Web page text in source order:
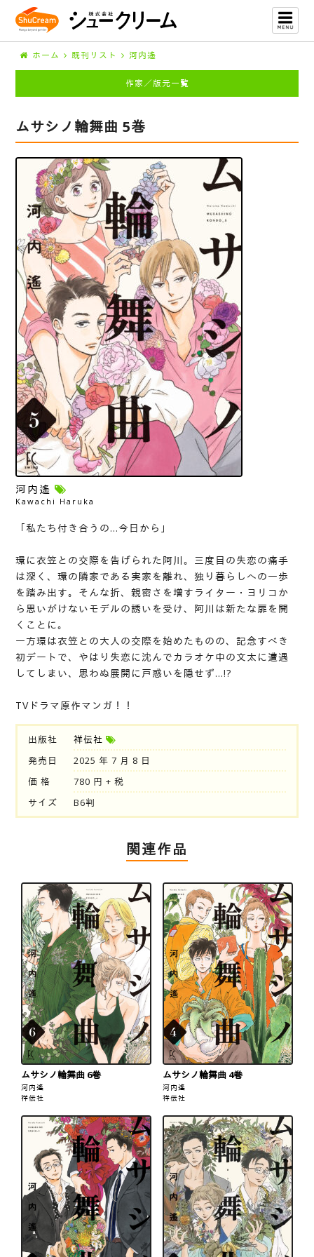
ホーム 既刊リスト 河内遙
作家／版元一覧
ムサシノ輪舞曲 5巻
河内遙
Kawachi Haruka
「私たち付き合うの…今日から」
環に衣笠との交際を告げられた阿川。三度目の失恋の痛手
は深く、環の隣家である実家を離れ、独り暮らしへの一歩
を踏み出す。そんな折、親密さを増すライター・ヨリコか
ら思いがけないモデルの誘いを受け、阿川は新たな扉を開
くことに。
一方環は衣笠との大人の交際を始めたものの、記念すべき
初デートで、やはり失恋に沈んでカラオケ中の文太に遭遇
してしまい、思わぬ展開に戸惑いを隠せず…!?
TVドラマ原作マンガ！！
出版社
祥伝社
発売日
2025 年 7 月 8 日
価 格
780 円 + 税
サイズ
B6判
関連作品
ムサシノ輪舞曲 6巻
河内遙
祥伝社
ムサシノ輪舞曲 4巻
河内遙
祥伝社